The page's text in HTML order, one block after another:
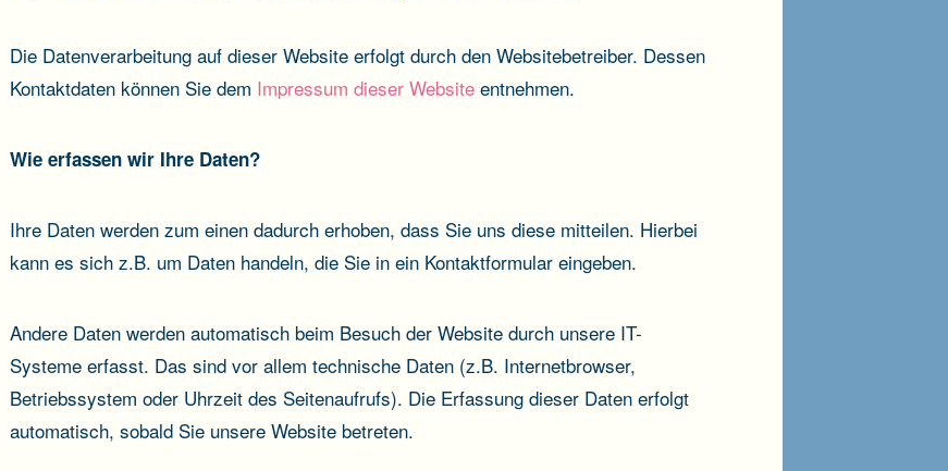
Die Datenverarbeitung auf dieser Website erfolgt durch den Websitebetreiber. Dessen
Kontaktdaten können Sie dem Impressum dieser Website entnehmen.
Wie erfassen wir Ihre Daten?
Ihre Daten werden zum einen dadurch erhoben, dass Sie uns diese mitteilen. Hierbei
kann es sich z.B. um Daten handeln, die Sie in ein Kontaktformular eingeben.
Andere Daten werden automatisch beim Besuch der Website durch unsere IT-
Systeme erfasst. Das sind vor allem technische Daten (z.B. Internetbrowser,
Betriebssystem oder Uhrzeit des Seitenaufrufs). Die Erfassung dieser Daten erfolgt
automatisch, sobald Sie unsere Website betreten.